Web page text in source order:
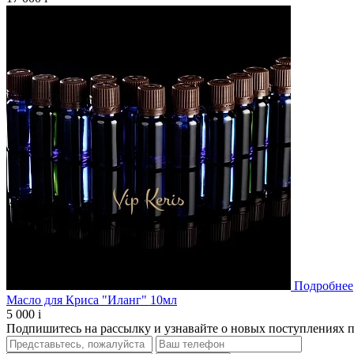
Подробнее
Масло для Криса "Иланг" 10мл
5 000 i
Подпишитесь на рассылку и узнавайте о новых поступлениях